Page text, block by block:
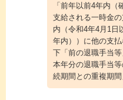
「前年以前4年内
支給される一時金
内（令和4年4月1日
年内））に他の支
下「前の退職手当
本年分の退職手当
続期間との重複期間